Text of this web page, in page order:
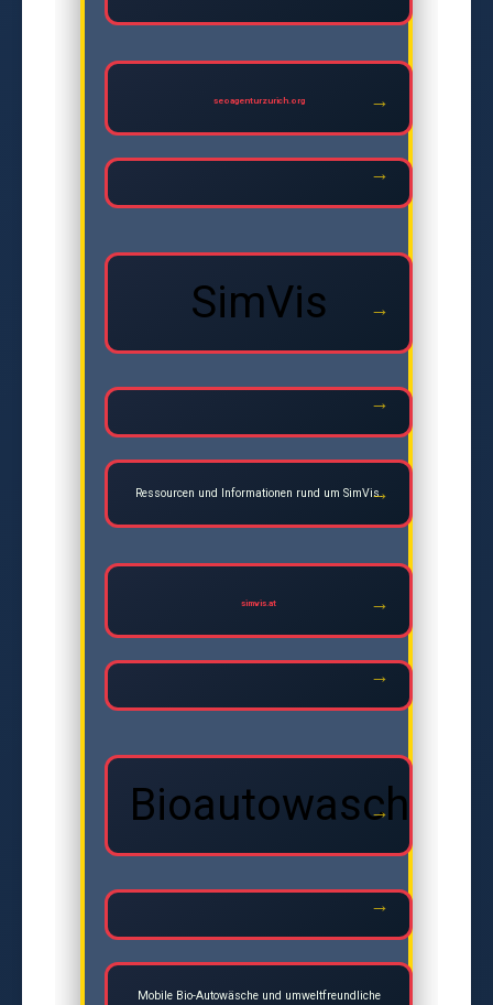
seoagenturzurich.org
SimVis
Ressourcen und Informationen rund um SimVis.
simvis.at
Bioautowasche
Mobile Bio-Autowäsche und umweltfreundliche